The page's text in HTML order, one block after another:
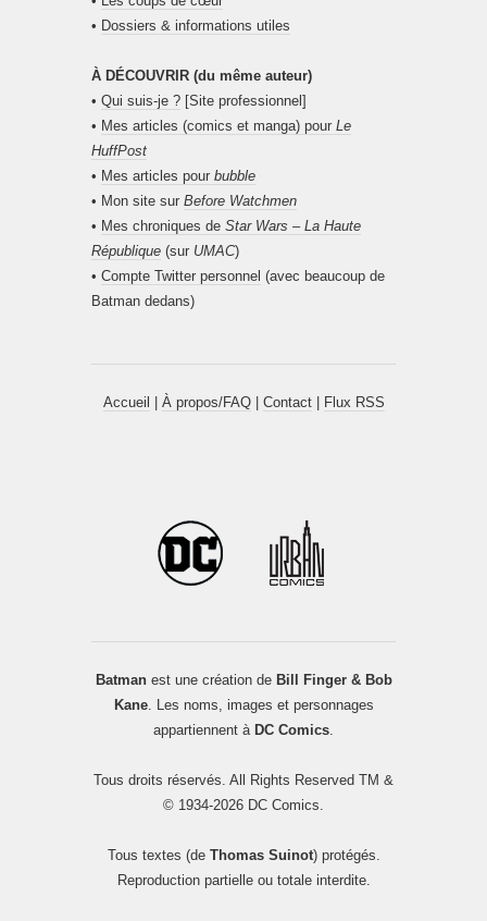
• Dossiers & informations utiles
À DÉCOUVRIR (du même auteur)
• Qui suis-je ? [Site professionnel]
• Mes articles (comics et manga) pour Le
HuffPost
• Mes articles pour bubble
• Mon site sur Before Watchmen
• Mes chroniques de Star Wars – La Haute
République (sur UMAC)
• Compte Twitter personnel (avec beaucoup de
Batman dedans)
Accueil À propos/FAQ| Contact| Flux RSS
Batmanest une création de Bill Finger & Bob
Kane. Les noms, images et personnages
appartiennent à DC Comics
Tous droits réservés. All Rights Reserved TM &
© 1934-2026 DC Comics.
Tous textes (de Thomas Suinot) protégés.
Reproduction partielle ou totale interdite.